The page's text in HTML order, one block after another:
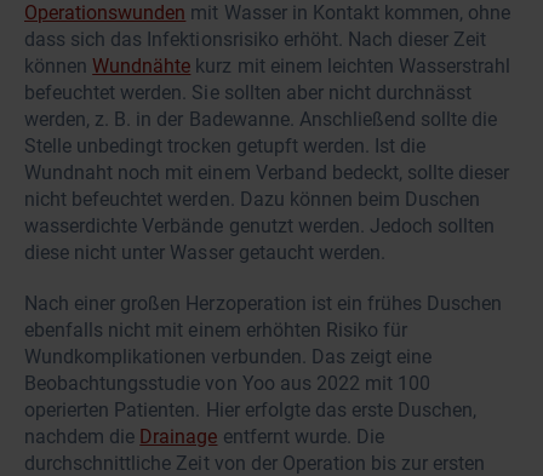
Operationswunden mit Wasser in Kontakt kommen, ohne
dass sich das Infektionsrisiko erhöht. Nach dieser Zeit
könnenWundnähte kurz mit einem leichten Wasserstrahl
befeuchtet werden. Sie sollten aber nicht durchnässt
werden, z. B. in der Badewanne. Anschließend sollte die
Stelle unbedingt trocken getupft werden. Ist die
Wundnaht noch mit einem Verband bedeckt, sollte dieser
nicht befeuchtet werden. Dazu können beim Duschen
wasserdichte Verbände genutzt werden. Jedoch sollten
diese nicht unter Wasser getaucht werden.
Nach einer großen Herzoperation ist ein frühes Duschen
ebenfalls nicht mit einem erhöhten Risiko für
Wundkomplikationen verbunden. Das zeigt eine
Beobachtungsstudie von Yoo aus 2022 mit 100
operierten Patienten. Hier erfolgte das erste Duschen,
nachdem die Drainage entfernt wurde. Die
durchschnittliche Zeit von der Operation bis zur ersten